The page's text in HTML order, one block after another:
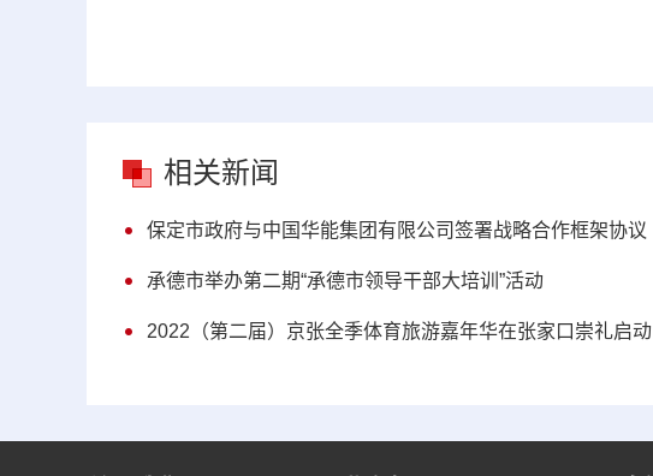
相关新闻
保定市政府与中国华能集团有限公司签署战略合作框架协议
承德市举办第二期“承德市领导干部大培训”活动
2022（第二届）京张全季体育旅游嘉年华在张家口崇礼启动